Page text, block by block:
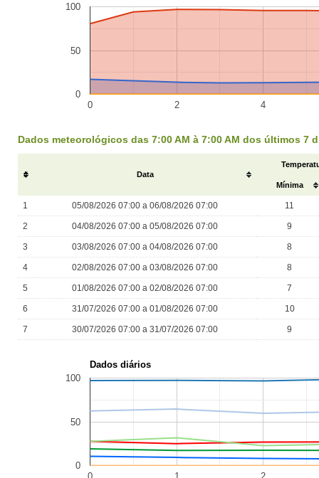
0 2 4
0
50
100
Dados meteorológicos das 7:00 AM à 7:00 AM dos últimos 7
# Data
Mínima
1 05/08/2026 07:00 a 06/08/2026 07:00 11
2 04/08/2026 07:00 a 05/08/2026 07:00 9
3 03/08/2026 07:00 a 04/08/2026 07:00 8
4 02/08/2026 07:00 a 03/08/2026 07:00 8
5 01/08/2026 07:00 a 02/08/2026 07:00 7
6 31/07/2026 07:00 a 01/08/2026 07:00 10
7 30/07/2026 07:00 a 31/07/2026 07:00 9
Dados diários
0
50
100